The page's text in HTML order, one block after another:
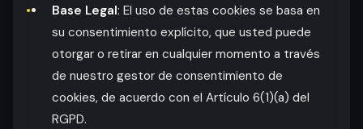
Base Legal: El uso de estas cookies se basa en
su consentimiento explícito, que usted puede
otorgar o retirar en cualquier momento a través
de nuestro gestor de consentimiento de
cookies, de acuerdo con el Artículo 6(1)(a) del
RGPD.